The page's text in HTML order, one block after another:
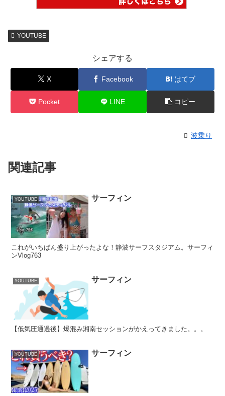
YOUTUBE
シェアする
X Facebook はてブ
Pocket LINE コピー
波乗り
関連記事
YOUTUBE サーフィン
これがいちばん盛り上がったよな！静波サーフスタジアム。サーフィ
ンVlog763
YOUTUBE サーフィン
【低気圧通過後】爆混み湘南セッションがかえってきました。。。
YOUTUBE サーフィン